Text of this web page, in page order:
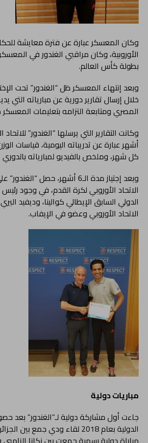
وكان المعسكر عبارة عن فترة معايشة
الأوروبية، وكان مراقبي الغندور في
بطولة كأس العالم.
خلال إرسال تقارير دورية عن مبارياته التي
المصري ومتابعة التزامه بتعليمات
أشهر عبارة عن تدريباته اليومية، قياسات
كل شهر، وملخص بالفيديو لمبارياته بالدوري
وبعد إجتياز مدة الـ6 أشهر، حصل
الاتحاد الأوروبي لكرة القدم، في وجود رئيس
الدولي السابق الإيطالي كوالينا، وديفيد
الاتحاد الأوروبي وعضو في الإيفاب.
مباريات دولية
جاءت أول مشاركة دولية لـ”الغندور” بعد
الدولية بعام 2018 لقاء ودي جمع بين